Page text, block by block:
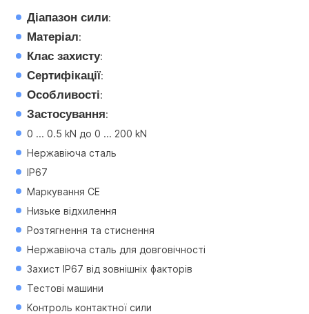
Діапазон сили:
Матеріал:
Клас захисту:
Сертифікації:
Особливості:
Застосування:
0 ... 0.5 kN до 0 ... 200 kN
Нержавіюча сталь
IP67
Маркування CE
Низьке відхилення
Розтягнення та стиснення
Нержавіюча сталь для довговічності
Захист IP67 від зовнішніх факторів
Тестові машини
Контроль контактної сили